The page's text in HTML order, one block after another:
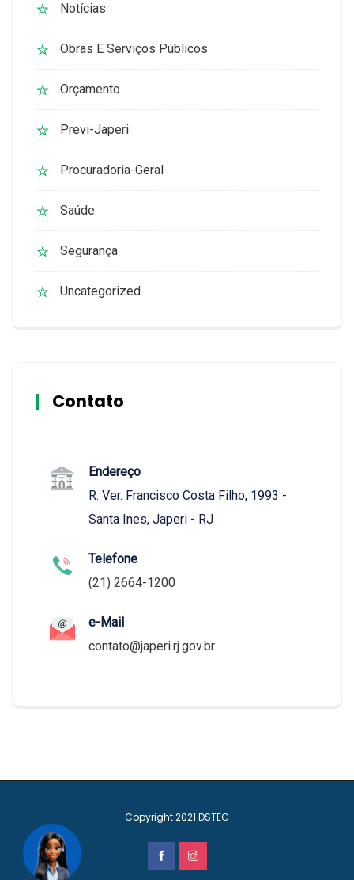
Notícias
Obras E Serviços Públicos
Orçamento
Previ-Japeri
Procuradoria-Geral
Saúde
Segurança
Uncategorized
Contato
Endereço
R. Ver. Francisco Costa Filho, 1993 -
Santa Ines, Japeri - RJ
Telefone
(21) 2664-1200
e-Mail
contato@japeri.rj.gov.br
Copyright 2021 DSTEC